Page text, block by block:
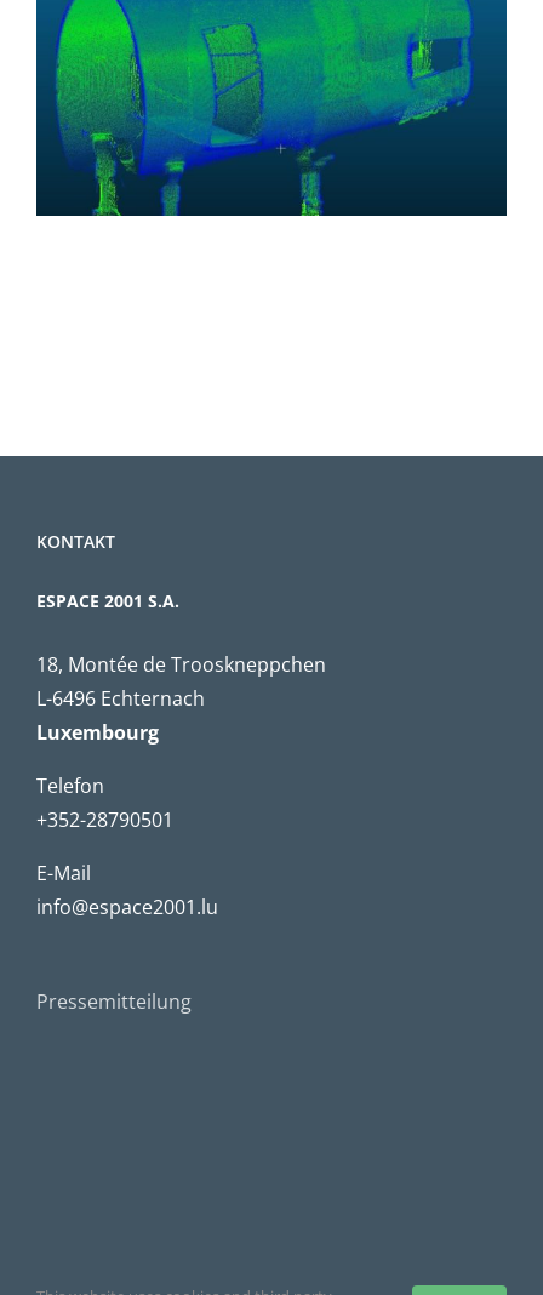
KONTAKT
ESPACE 2001 S.A.
18, Montée de Trooskneppchen
L-6496 Echternach
Luxembourg
Telefon
+352-28790501
E-Mail
info@espace2001.lu
Pressemitteilung